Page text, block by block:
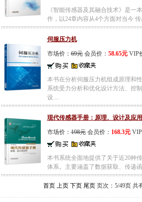
《智能传感器及其融合技术》是一
作，以24章内容从4个方面对当今
伺服压力机
市场价：69元会员价： 58.65元VIP
本书在分析伺服压力机组成原理和
系统受力分析和优化设计方法、控
设....
现代传感器手册：原理、设计及应用
市场价：198元会员价： 168.3元VIP
本书系统全面地提供了关于近20种
体系。主要涵盖了数据获取、传递
首页 上页 下页 尾页 页次：5/49页 共